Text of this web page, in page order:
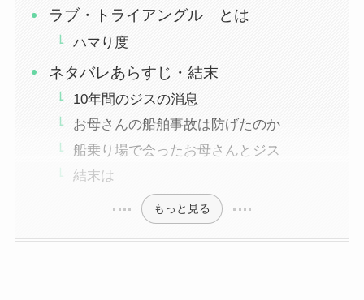
ラブ・トライアングル とは
ハマり度
ネタバレあらすじ・結末
10年間のジスの消息
お母さんの船舶事故は防げたのか
船乗り場で会ったお母さんとジス
結末は
もっと見る